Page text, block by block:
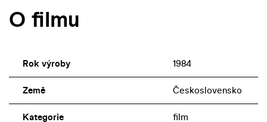
O filmu
Rok výroby 1984
Země Československo
Kategorie film